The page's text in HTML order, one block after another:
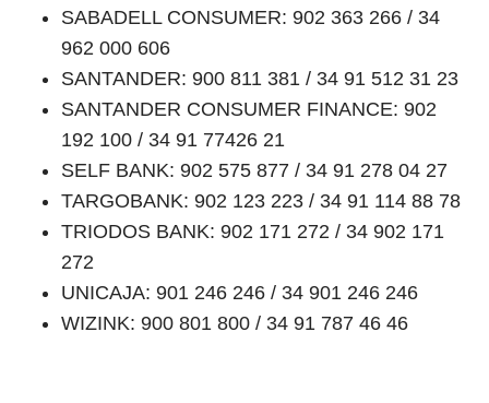
SABADELL CONSUMER: 902 363 266 / 34
962 000 606
SANTANDER: 900 811 381 / 34 91 512 31 23
SANTANDER CONSUMER FINANCE: 902
192 100 / 34 91 77426 21
SELF BANK: 902 575 877 / 34 91 278 04 27
TARGOBANK: 902 123 223 / 34 91 114 88 78
TRIODOS BANK: 902 171 272 / 34 902 171
272
UNICAJA: 901 246 246 / 34 901 246 246
WIZINK: 900 801 800 / 34 91 787 46 46